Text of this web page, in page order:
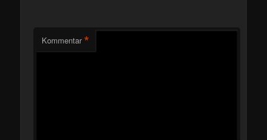
Kommentar *